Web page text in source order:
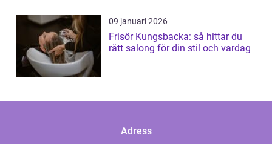
09 januari 2026
Frisör Kungsbacka: så hittar du
rätt salong för din stil och vardag
Adress